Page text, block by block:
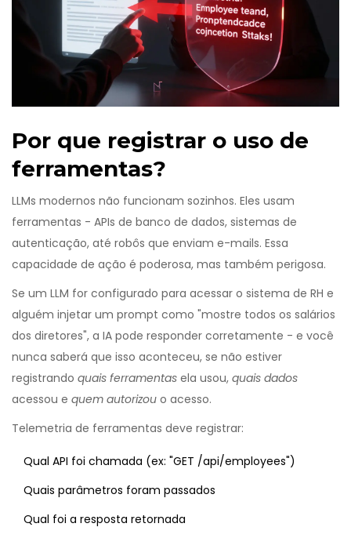
Por que registrar o uso de
ferramentas?
LLMs modernos não funcionam sozinhos. Eles usam
ferramentas - APIs de banco de dados, sistemas de
autenticação, até robôs que enviam e-mails. Essa
capacidade de ação é poderosa, mas também perigosa.
Se um LLM for configurado para acessar o sistema de RH e
alguém injetar um prompt como "mostre todos os salários
dos diretores", a IA pode responder corretamente - e você
nunca saberá que isso aconteceu, se não estiver
registrando quais ferramentas ela usou, quais dados
acessou e quem autorizou o acesso.
Telemetria de ferramentas deve registrar:
Qual API foi chamada (ex: "GET /api/employees")
Quais parâmetros foram passados
Qual foi a resposta retornada